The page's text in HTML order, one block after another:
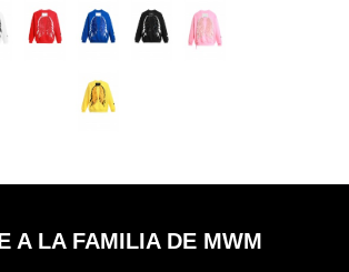
A LA FAMILIA DE MWM